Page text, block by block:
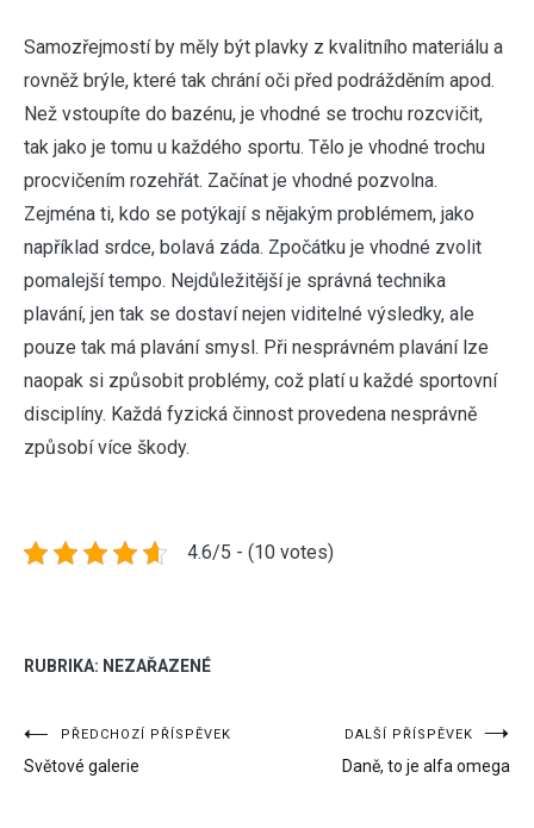
Samozřejmostí by měly být plavky z kvalitního materiálu a
rovněž brýle, které tak chrání oči před podrážděním apod.
Než vstoupíte do bazénu, je vhodné se trochu rozcvičit,
tak jako je tomu u každého sportu. Tělo je vhodné trochu
procvičením rozehřát. Začínat je vhodné pozvolna.
Zejména ti, kdo se potýkají s nějakým problémem, jako
například srdce, bolavá záda. Zpočátku je vhodné zvolit
pomalejší tempo. Nejdůležitější je správná technika
plavání, jen tak se dostaví nejen viditelné výsledky, ale
pouze tak má plavání smysl. Při nesprávném plavání lze
naopak si způsobit problémy, což platí u každé sportovní
disciplíny. Každá fyzická činnost provedena nesprávně
způsobí více škody.
4.6/5 - (10 votes)
RUBRIKA: NEZAŘAZENÉ
Navigace
pro
PŘEDCHOZÍ PŘÍSPĚVEK
Světové galerie
DALŠÍ PŘÍSPĚVEK
Daně, to je alfa omega